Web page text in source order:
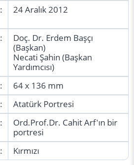
: 24 Aralık 2012
:
Doç. Dr. Erdem Başçı
(Başkan)
Necati Şahin (Başkan
Yardımcısı)
:
64 x 136 mm
:
Atatürk Portresi
:
Ord.Prof.Dr. Cahit Arf'ın bir
portresi
: Kırmızı